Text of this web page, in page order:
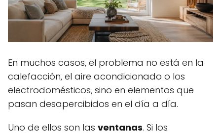
En muchos casos, el problema no está en la
calefacción, el aire acondicionado o los
electrodomésticos, sino en elementos que
pasan desapercibidos en el día a día.
Uno de ellos son las ventanas. Si los